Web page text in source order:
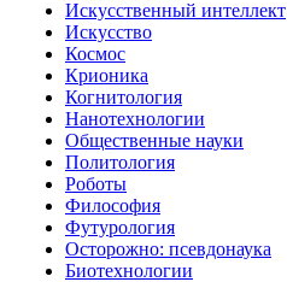
Искусственный интеллект
Искусство
Космос
Крионика
Когнитология
Нанотехнологии
Общественные науки
Политология
Роботы
Философия
Футурология
Осторожно: псевдонаука
Биотехнологии